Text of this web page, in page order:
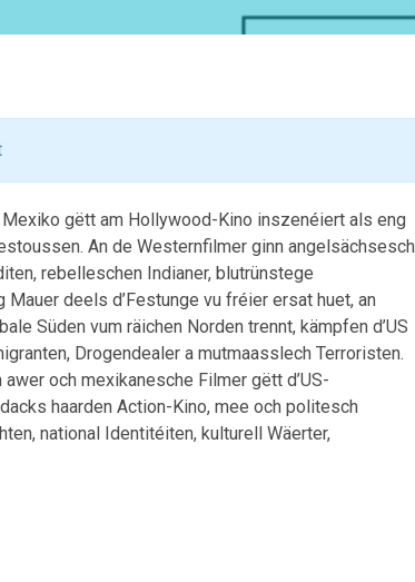
gëtt am Hollywood-Kino inszenéiert als eng
An de Westernfilmer ginn angelsächsesch
rebelleschen Indianer, blutrünstege
deels d’Festunge vu fréier ersat huet, an
Süden vum räichen Norden trennt, kämpfen d’US
Drogendealer a mutmaasslech Terroristen.
och mexikanesche Filmer gëtt d’US-
haarden Action-Kino, mee och politesch
national Identitéiten, kulturell Wäerter,